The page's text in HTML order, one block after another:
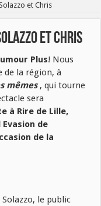
et Chris
et Chris
Plus! Nous
de la région, à
mêmes, qui tourne
sera
à Rire de Lille,
de
de la
le public